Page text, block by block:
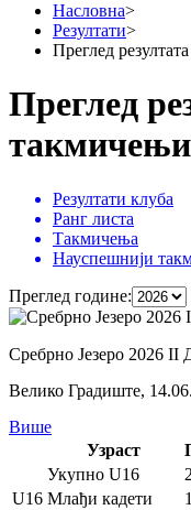
Насловна>
Резултати>
Преглед
Преглед
Резултати клуба
Ранг листа
Такмичења
Науспешнији
Преглед године:
Сребрно Језеро 2026
Велико Градиште,
Више
Узраст
U16
Укупно U16 2
Млађи кадети
1